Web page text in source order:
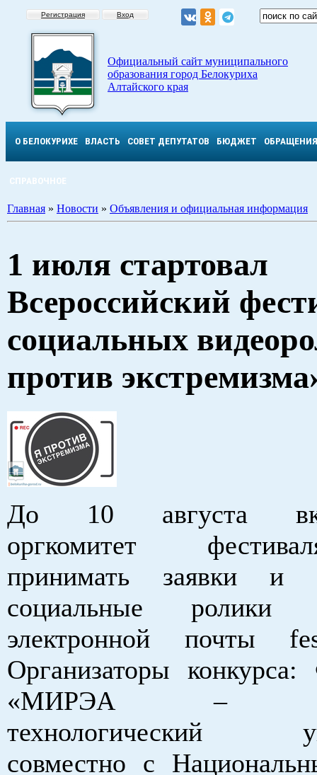
Регистрация Вход
Официальный сайт муниципального
образования город Белокуриха
Алтайского края
О БЕЛОКУРИХЕ ВЛАСТЬ СОВЕТ ДЕПУТАТОВ БЮДЖЕТ ОБРАЩЕНИЯ
СПРАВОЧНОЕ
Главная » Новости » Объявления и официальная информация
1 июля стартовал
Всероссийский
социальных
против
До 10 августа
оргкомитет
принимать заявки и
социальные
электронной почты
Организаторы
«МИРЭА –
технологический
совместно с